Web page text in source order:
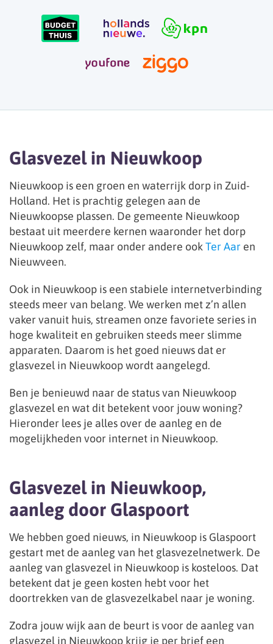
Glasvezel in Nieuwkoop
Nieuwkoop is een groen en waterrijk dorp in Zuid-
Holland. Het is prachtig gelegen aan de
Nieuwkoopse plassen. De gemeente Nieuwkoop
bestaat uit meerdere kernen waaronder het dorp
Nieuwkoop zelf, maar onder andere ookTer Aar en
Nieuwveen.
Ook in Nieuwkoop is een stabiele internetverbinding
steeds meer van belang. We werken met z’n allen
vaker vanuit huis, streamen onze favoriete series in
hoge kwaliteit en gebruiken steeds meer slimme
apparaten. Daarom is het goed nieuws dat er
glasvezel in Nieuwkoop wordt aangelegd.
Ben je benieuwd naar de status van Nieuwkoop
glasvezel en wat dit betekent voor jouw woning?
Hieronder lees je alles over de aanleg en de
mogelijkheden voor internet in Nieuwkoop.
Glasvezel in Nieuwkoop,
aanleg door Glaspoort
We hebben goed nieuws, in Nieuwkoop is Glaspoort
gestart met de aanleg van het glasvezelnetwerk. De
aanleg van glasvezel in Nieuwkoop is kosteloos. Dat
betekent dat je geen kosten hebt voor het
doortrekken van de glasvezelkabel naar je woning.
Zodra jouw wijk aan de beurt is voor de aanleg van
glasvezel in Nieuwkoop krijg je per brief een